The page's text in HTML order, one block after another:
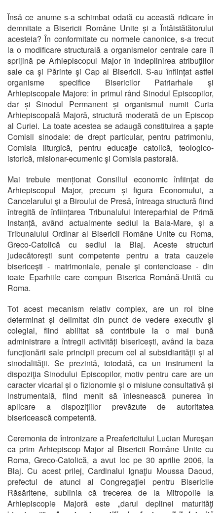
Însă ce anume s-a schimbat odată cu această ridicare în
demnitate a Bisericii Române Unite și a Întâistătătorului
acesteia? În conformitate cu normele canonice, s-a trecut
la o modificare structurală a organismelor centrale care îl
sprijină pe Arhiepiscopul Major în îndeplinirea atribuţiilor
sale ca şi Părinte şi Cap al Bisericii. S-au înființat astfel
organisme specifice Bisericilor Patriarhale şi
Arhiepiscopale Majore: în primul rând Sinodul Episcopilor,
dar și Sinodul Permanent și organismul numit Curia
Arhiepiscopală Majoră, structură moderată de un Episcop
al Curiei. La toate acestea se adaugă constituirea a șapte
Comisii sinodale: de drept particular, pentru patrimoniu,
Comisia liturgică, pentru educaţie catolică, teologico-
istorică, misionar-ecumenic şi Comisia pastorală.
Mai trebuie menționat Consiliul economic înfiinţat de
Arhiepiscopul Major, precum și figura Economului, a
Cancelarului şi a Biroului de Presă, întreaga structură fiind
întregită de înființarea Tribunalului Intereparhial de Primă
Instanță, având actualmente sediul la Baia-Mare, și a
Tribunalului Ordinar al Bisericii Române Unite cu Roma,
Greco-Catolică cu sediul la Blaj. Aceste structuri
judecătorești sunt competente pentru a trata cauzele
bisericeşti - matrimoniale, penale şi contencioase - din
toate Eparhiile care compun Biserica Română-Unită cu
Roma.
Tot acest mecanism relativ complex, are un rol bine
determinat și delimitat din punct de vedere executiv şi
colegial, fiind abilitat să contribuie la o mai bună
administrare a întregii activități bisericești, având la baza
funcţionării sale principii precum cel al subsidiarităţii și al
sinodalităţii. Se prezintă, totodată, ca un instrument la
dispoziţia Sinodului Episcopilor, motiv pentru care are un
caracter vicarial și o fizionomie și o misiune consultativă și
instrumentală, fiind menit să înlesnească punerea în
aplicare a dispozițiilor prevăzute de autoritatea
bisericească competentă.
Ceremonia de întronizare a Preafericitului Lucian Mureşan
ca prim Arhiepiscop Major al Bisericii Române Unite cu
Roma, Greco-Catolică, a avut loc pe 30 aprilie 2006, la
Blaj. Cu acest prilej, Cardinalul Ignaţiu Moussa Daoud,
prefectul de atunci al Congregaţiei pentru Bisericile
Răsăritene, sublinia că trecerea de la Mitropolie la
Arhiepiscopie Majoră este „darul deplinei maturităţi